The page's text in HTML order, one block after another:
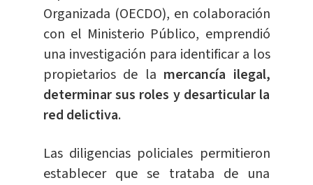
Organizada (OECDO), en colaboración
con el Ministerio Público, emprendió
una investigación para identificar a los
propietarios de la mercancía ilegal,
determinar sus roles y desarticular la
red delictiva.
Las diligencias policiales permitieron
establecer que se trataba de una